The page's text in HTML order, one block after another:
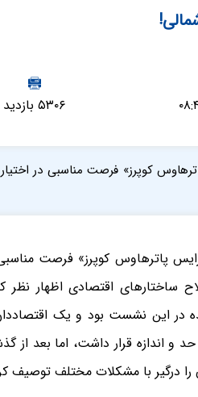
۵۳۰۶ بازدید
کوپرز» فرصت مناسبی در اختیار
پاترهاوس کوپرز» فرصت
ساختار‌های اقتصادی اظهار نظر
در این نشست بود و یک
حد و اندازه قرار داشت، اما بعد از